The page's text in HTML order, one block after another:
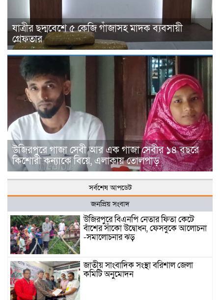
যাত্রীর ছদ্মবেশে ৫ কেজি গাঁজাসহ মাদক ব্যবসায়ী
গ্রেফতার
উজিরপুরে গাজা সেবী আর এক গাজা সেবীর ১৪ বছরে
কিশোরী কন্যাকে বিয়ে, এলাকায় তোলপাড়
সর্বশেষ আপডেট
জনপ্রিয় সংবাদ
উজিরপুরে বিএনপি নেতার ফিতা কেটে
বাঁশের সাঁকো উদ্বোধন, ফেসবুকে আলোচনা
-সমালোচনার ঝড়
জাতীয় সাংবাদিক সংস্থা বরিশাল জেলা
কমিটি অনুমোদন